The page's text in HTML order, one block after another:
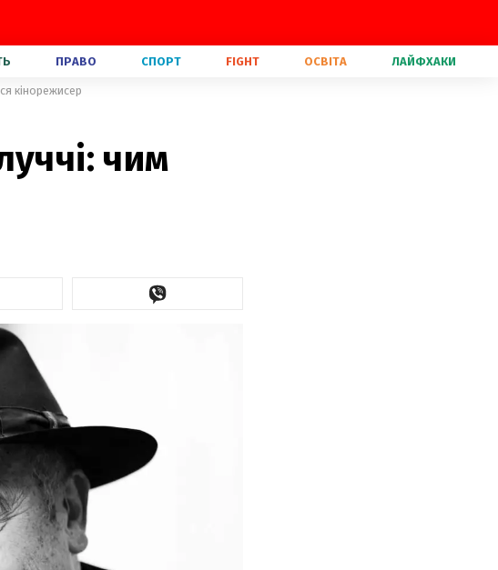
ПРАВО СПОРТ FIGHT ОСВІТА ЛАЙФХАКИ
кінорежисер
чим